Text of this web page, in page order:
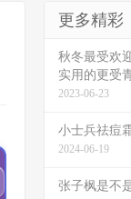
更多精彩
秋冬最受欢
实用的更受
2023-06-23
小士兵祛痘
2024-06-19
张子枫是不